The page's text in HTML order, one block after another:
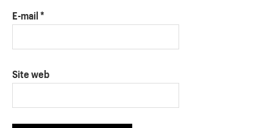
E-mail *
Site web